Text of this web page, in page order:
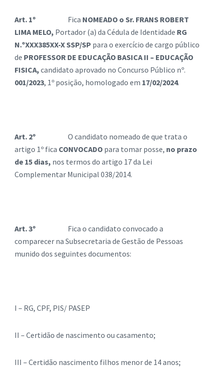
Art. 1º Fica NOMEADO o Sr. FRANS ROBERT
LIMA MELO, Portador (a) da Cédula de Identidade RG
N.ºXXX385XX-X SSP/SP para o exercício de cargo público
de PROFESSOR DE EDUCAÇÃO BASICA II – EDUCAÇÃO
FISICA, candidato aprovado no Concurso Público nº.
001/2023, 1º posição, homologado em 17/02/2024.
Art. 2º O candidato nomeado de que trata o
artigo 1º fica CONVOCADO para tomar posse, no prazo
de 15 dias, nos termos do artigo 17 da Lei
Complementar Municipal 038/2014.
Art. 3º Fica o candidato convocado a
comparecer na Subsecretaria de Gestão de Pessoas
munido dos seguintes documentos:
I – RG, CPF, PIS/ PASEP
II – Certidão de nascimento ou casamento;
III – Certidão nascimento filhos menor de 14 anos;